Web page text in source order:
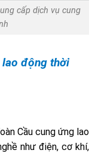
cấp dịch vụ cung
lao động thời
Cầu cung ứng lao
như điện, cơ khí,